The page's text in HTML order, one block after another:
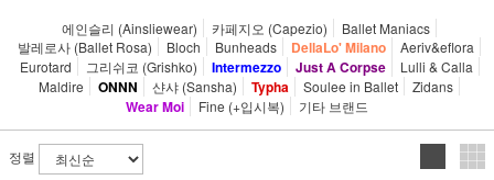
에인슬리 (Ainsliewear) 카페지오 (Capezio)
Ballet Maniacs
발레로사 (Ballet Rosa)
Bloch Bunheads DellaLo' Milano
Aeriv&eflora
Eurotard
그리쉬코 (Grishko) Intermezzo Just A Corpse
Lulli & Calla
Maldire
ONNN 샨샤 (Sansha) Typha Soulee in Ballet Zidans
Wear Moi Fine (+입시복) 기타 브랜드
정렬